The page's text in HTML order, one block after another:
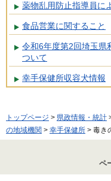
薬物乱用防止指導員に
食品営業に関すること
令和6年度第2回埼玉県
ついて
幸手保健所収容犬情報
トップページ > 県政情報・統計
の地域機関 > 幸手保健所 > 毒き
ペ